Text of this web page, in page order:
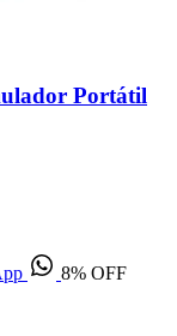
Portátil
8% OFF